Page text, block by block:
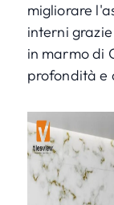
migliorare l'
interni
in marmo di
profondità e